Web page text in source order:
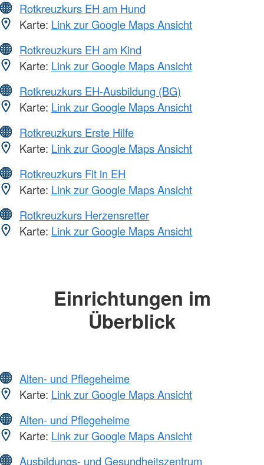
Rotkreuzkurs EH am Hund
Karte: Link zur Google Maps Ansicht
Rotkreuzkurs EH am Kind
Karte: Link zur Google Maps Ansicht
Rotkreuzkurs EH-Ausbildung (BG)
Karte: Link zur Google Maps Ansicht
Rotkreuzkurs Erste Hilfe
Karte: Link zur Google Maps Ansicht
Rotkreuzkurs Fit in EH
Karte: Link zur Google Maps Ansicht
Rotkreuzkurs Herzensretter
Karte: Link zur Google Maps Ansicht
Einrichtungen im
Überblick
Alten- und Pflegeheime
Karte: Link zur Google Maps Ansicht
Alten- und Pflegeheime
Karte: Link zur Google Maps Ansicht
Ausbildungs- und Gesundheitszentrum